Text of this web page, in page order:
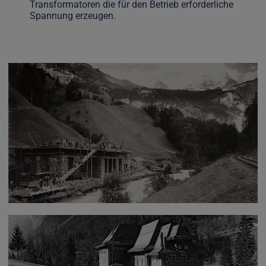
Transformatoren die für den Betrieb erforderliche
Spannung erzeugen.